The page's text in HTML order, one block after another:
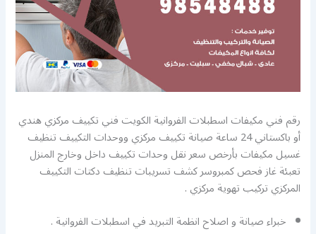
رقم فني مكيفات اسطبلات الفروانية الكويت فني تكييف مركزي هندي
أو باكستاني 24 ساعة صيانة تكييف مركزي ووحدات التكييف تنظيف
غسيل مكيفات بأرخص سعر نقل وحدات تكييف داخل وخارج المنزل
تعبئة غاز فحص كمبروسر كشف تسريبات تنظيف دكتات التكييف
المركزي تركيب تهوية مركزي .
خبراء صيانة و اصلاح انظمة التبريد في اسطبلات الفروانية .